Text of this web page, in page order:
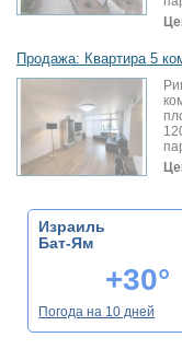
Продажа: Квартира 5
Израиль
Бат-Ям
+30°
Погода на 10 дней